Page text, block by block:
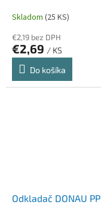
Skladom (25 KS)
€2,19 bez DPH
€2,69 / KS
Do košíka
Odkladač DONAU PP